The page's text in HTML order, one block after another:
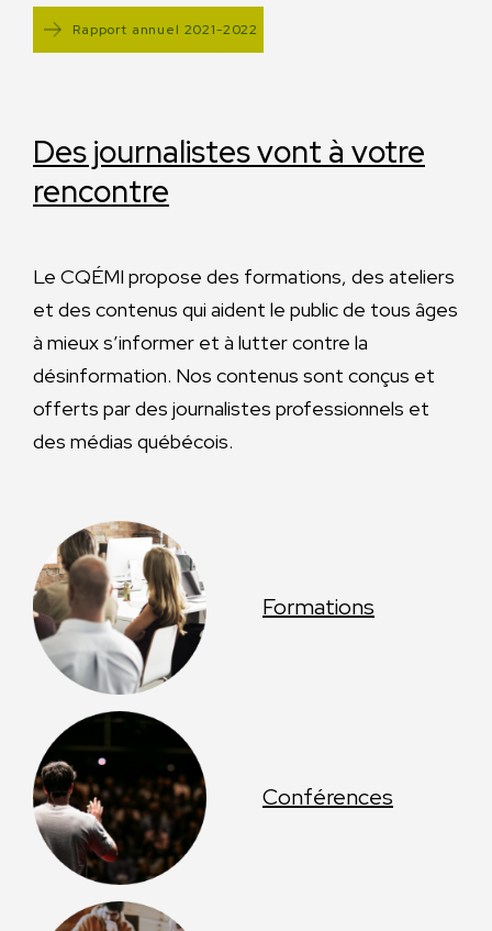
Rapport annuel 2021-2022
Des journalistes vont à votre
rencontre
Le CQÉMI propose des formations, des ateliers
et des contenus qui aident le public de tous âges
à mieux s’informer et à lutter contre la
désinformation. Nos contenus sont conçus et
offerts par des journalistes professionnels et
des médias québécois.
Formations
Conférences